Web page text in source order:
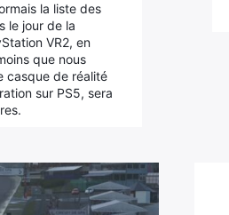
la liste des
le jour de la
VR2, en
que nous
casque de réalité
sur PS5, sera